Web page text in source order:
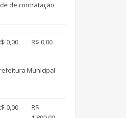
de contratação
0,00 R$ 0,00
Municipal
0,00
R$